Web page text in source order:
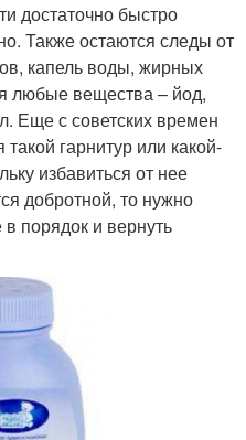
достаточно быстро
Также остаются следы от
капель воды, жирных
любые вещества – йод,
Еще с советских времен
гарнитур или какой-
избавиться от нее
добротной, то нужно
порядок и вернуть